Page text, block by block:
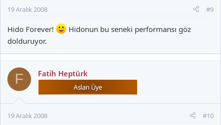
19 Aralık 2008 #9
Hido Forever!
Hidonun bu seneki performansı göz
dolduruyor.
F Fatih Heptürk
19 Aralık 2008 #10